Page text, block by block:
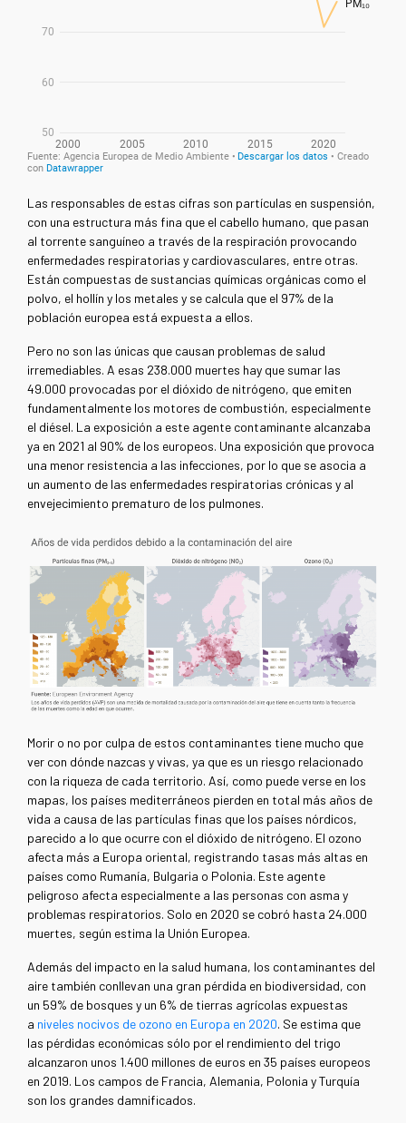
Las responsables de estas cifras son partículas en suspensión,
con una estructura más fina que el cabello humano, que pasan
al torrente sanguíneo a través de la respiración provocando
enfermedades respiratorias y cardiovasculares, entre otras.
Están compuestas de sustancias químicas orgánicas como el
polvo, el hollín y los metales y se calcula que el 97% de la
población europea está expuesta a ellos.
Pero no son las únicas que causan problemas de salud
irremediables. A esas 238.000 muertes hay que sumar las
49.000 provocadas por el dióxido de nitrógeno, que emiten
fundamentalmente los motores de combustión, especialmente
el diésel. La exposición a este agente contaminante alcanzaba
ya en 2021 al 90% de los europeos. Una exposición que provoca
una menor resistencia a las infecciones, por lo que se asocia a
un aumento de las enfermedades respiratorias crónicas y al
envejecimiento prematuro de los pulmones.
Morir o no por culpa de estos contaminantes tiene mucho que
ver con dónde nazcas y vivas, ya que es un riesgo relacionado
con la riqueza de cada territorio. Así, como puede verse en los
mapas, los países mediterráneos pierden en total más años de
vida a causa de las partículas finas que los países nórdicos,
parecido a lo que ocurre con el dióxido de nitrógeno. El ozono
afecta más a Europa oriental, registrando tasas más altas en
países como Rumanía, Bulgaria o Polonia. Este agente
peligroso afecta especialmente a las personas con asma y
problemas respiratorios. Solo en 2020 se cobró hasta 24.000
muertes, según estima la Unión Europea.
Además del impacto en la salud humana, los contaminantes del
aire también conllevan una gran pérdida en biodiversidad, con
un 59% de bosques y un 6% de tierras agrícolas expuestas
a niveles nocivos de ozono en Europa en 2020. Se estima que
las pérdidas económicas sólo por el rendimiento del trigo
alcanzaron unos 1.400 millones de euros en 35 países europeos
en 2019. Los campos de Francia, Alemania, Polonia y Turquía
son los grandes damnificados.